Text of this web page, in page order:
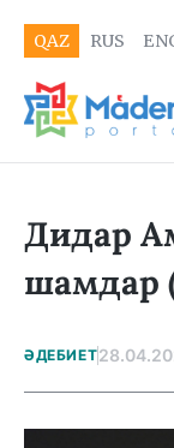
QAZ RUS
Дидар
шамдар
ӘДЕБИЕТ